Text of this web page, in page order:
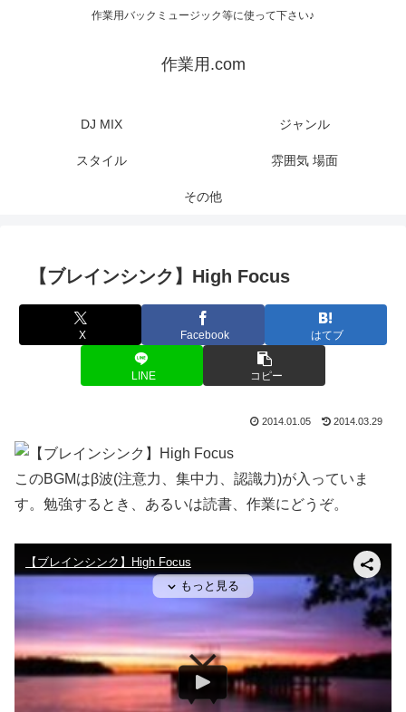
作業用バックミュージック等に使って下さい♪
作業用.com
DJ MIX ジャンル
スタイル 雰囲気 場面
その他
【ブレインシンク】High Focus
X Facebook はてブ
LINE コピー
2014.01.05 2014.03.29
このBGMはβ波(注意力、集中力、認識力)が入っていま
す。勉強するとき、あるいは読書、作業にどうぞ。